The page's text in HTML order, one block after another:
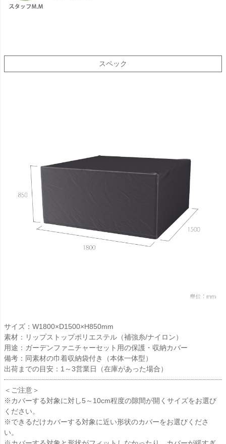
スペック
サイズ：W1800×D1500×H850mm
素材：リップストップポリエステル（補強糸/ナイロン）
用途：ガーデンファニチャーセット用の保護・収納カバー
備考：同素材の巾着収納袋付き（本体一体型）
出荷までの目安：1～3営業日（在庫があった場合）
＜ご注意＞
※カバーする対象に対し5～10cm程度の隙間が開くサイズをお選び
ください。
※できるだけカバーする対象に近い形状のカバーをお選びくださ
い。